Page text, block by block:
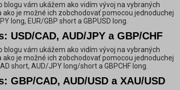
blogu vám ukážem ako vidím vývoj na vybraných
ako je možné ich zobchodovať pomocou jednoduchej
long, EUR/GBP short a GBPUSD long.
USD/CAD, AUD/JPY a GBP/CHF
blogu vám ukážem ako vidím vývoj na vybraných
ako je možné ich zobchodovať pomocou jednoduchej
short, AUD/JPY long/short a GBPCHF long.
GBP/CAD, AUD/USD a XAU/USD